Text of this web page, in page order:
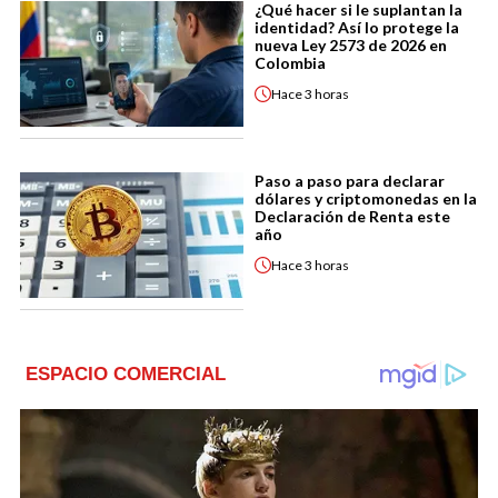
¿Qué hacer si le suplantan la
identidad? Así lo protege la
nueva Ley 2573 de 2026 en
Colombia
Hace3 horas
Paso a paso para declarar
dólares y criptomonedas en la
Declaración de Renta este
año
Hace3 horas